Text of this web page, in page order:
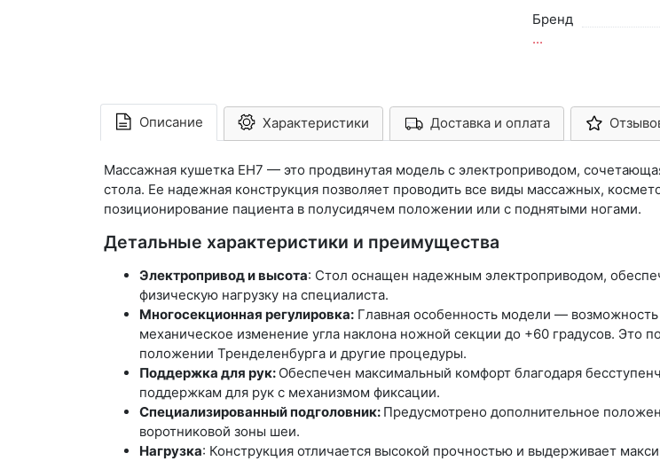
Бренд
...
Описание Характеристики Арконт-Мед Доставка и оплата
Массажная кушетка EH7 — это продвинутая модель с электроприводом,
стола. Ее надежная конструкция позволяет проводить все виды массажных,
позиционирование пациента в полусидячем положении или с поднятыми ногами.
Детальные характеристики и преимущества
Электропривод и высота: Стол оснащен надежным электроприводом,
физическую нагрузку на специалиста.
Многосекционная регулировка: Главная особенность модели —
механическое изменение угла наклона ножной секции до +60 градусов. Это
положении Тренделенбурга и другие процедуры.
Поддержка для рук: Обеспечен максимальный комфорт благодаря
поддержкам для рук с механизмом фиксации.
Специализированный подголовник: Предусмотрено дополнительное
воротниковой зоны шеи.
Нагрузка: Конструкция отличается высокой прочностью и выдерживает